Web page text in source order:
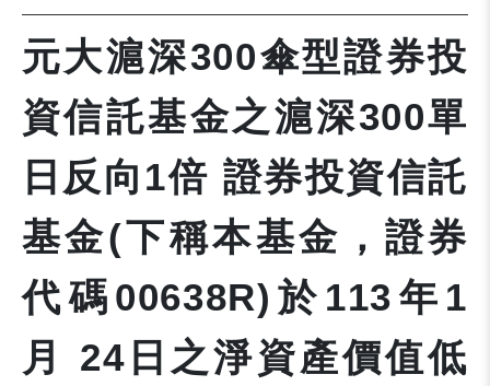
元大滬深300傘型證券投
資信託基金之滬深300單
日反向1倍 證券投資信託
基金(下稱本基金，證券
代碼00638R)於113年1
月 24日之淨資產價值低